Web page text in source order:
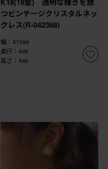
つビンテージクリスタルネッ
クレス(R-042368)
幅：410㎜
奥行：4㎜
高さ：4㎜